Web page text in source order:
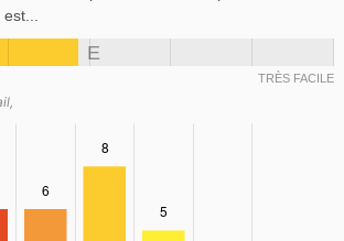
E
TRÈS FACILE